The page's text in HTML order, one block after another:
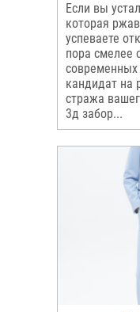
Если вы
которая
успеваете
пора смелее
кандидат на
стража
3д забор...